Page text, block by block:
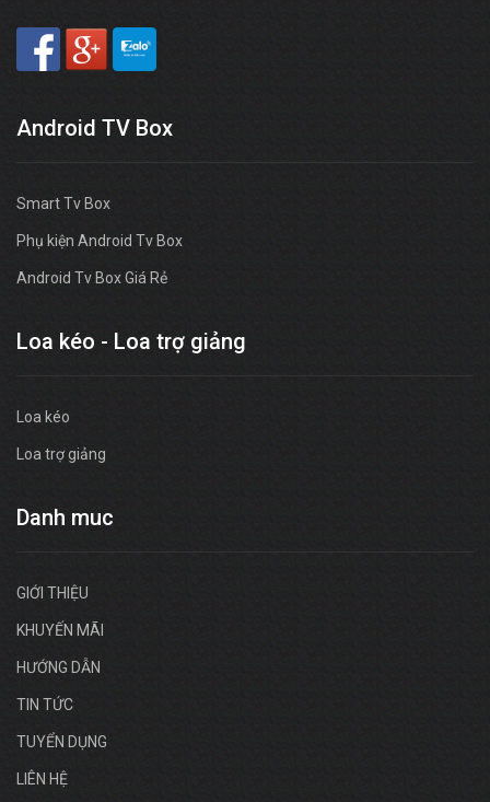
Android TV Box
Smart Tv Box
Phụ kiện Android Tv Box
Android Tv Box Giá Rẻ
Loa kéo - Loa trợ giảng
Loa kéo
Loa trợ giảng
Danh muc
GIỚI THIỆU
KHUYẾN MÃI
HƯỚNG DẪN
TIN TỨC
TUYỂN DỤNG
LIÊN HỆ